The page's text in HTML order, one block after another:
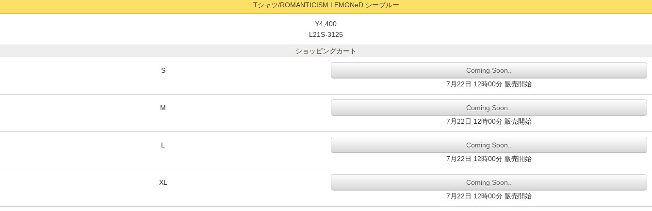
Tシャツ/ROMANTICISM LEMONeD シーブルー
¥4,400
L21S-3125
ショッピングカート
S
Coming Soon..
7月22日 12時00分 販売開始
M
Coming Soon..
7月22日 12時00分 販売開始
L
Coming Soon..
7月22日 12時00分 販売開始
XL
Coming Soon..
7月22日 12時00分 販売開始